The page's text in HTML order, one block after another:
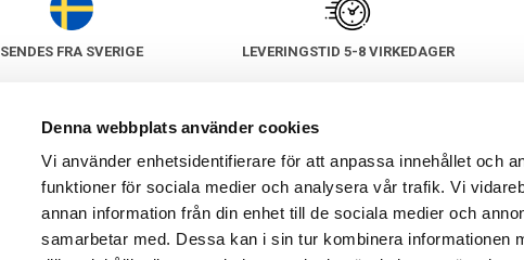
Denna webbplats använder cookies
Vi använder enhetsidentifierare för att anpassa innehållet och
funktioner för sociala medier och analysera vår trafik. Vi
annan information från din enhet till de sociala medier och
samarbetar med. Dessa kan i sin tur kombinera informationen
SENDES FRA SVERIGE LEVERINGSTID 5-8 VIRKEDAGER
KUNDSERVICE
Vanlige spørsmål (FAQ)
Angrer- & bytterett
Garanti & service